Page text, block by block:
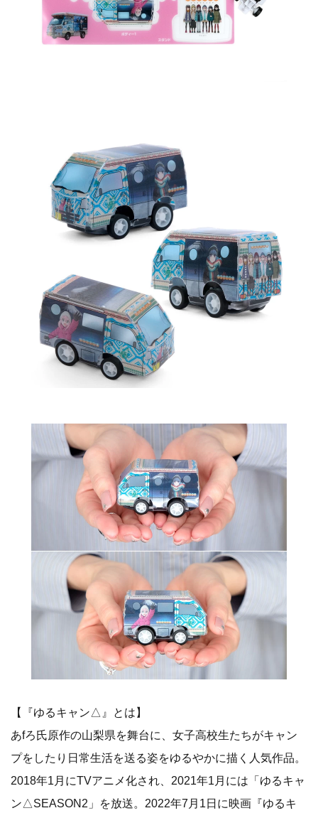
【『ゆるキャン△』とは】
あfろ氏原作の山梨県を舞台に、女子高校生たちがキャン
プをしたり日常生活を送る姿をゆるやかに描く人気作品。
2018年1月にTVアニメ化され、2021年1月には「ゆるキャ
ン△SEASON2」を放送。2022年7月1日に映画『ゆるキ